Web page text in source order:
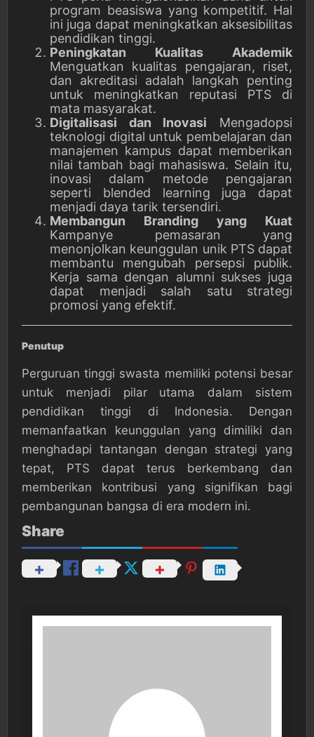
program beasiswa yang kompetitif. Hal
ini juga dapat meningkatkan aksesibilitas
pendidikan tinggi.
Peningkatan Kualitas Akademik
Menguatkan kualitas pengajaran, riset,
dan akreditasi adalah langkah penting
untuk meningkatkan reputasi PTS di
mata masyarakat.
Digitalisasi dan Inovasi Mengadopsi
teknologi digital untuk pembelajaran dan
manajemen kampus dapat memberikan
nilai tambah bagi mahasiswa. Selain itu,
inovasi dalam metode pengajaran
seperti blended learning juga dapat
menjadi daya tarik tersendiri.
Membangun Branding yang Kuat
Kampanye pemasaran yang
menonjolkan keunggulan unik PTS dapat
membantu mengubah persepsi publik.
Kerja sama dengan alumni sukses juga
dapat menjadi salah satu strategi
promosi yang efektif.
Penutup
Perguruan tinggi swasta memiliki potensi besar
untuk menjadi pilar utama dalam sistem
pendidikan tinggi di Indonesia. Dengan
memanfaatkan keunggulan yang dimiliki dan
menghadapi tantangan dengan strategi yang
tepat, PTS dapat terus berkembang dan
memberikan kontribusi yang signifikan bagi
pembangunan bangsa di era modern ini.
Share